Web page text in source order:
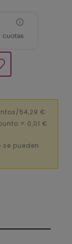
cuotas
54,29 €
= 0,01 €
pueden